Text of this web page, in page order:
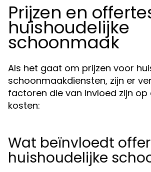
Prijzen en
huishoudelijke
schoonmaak
Als het gaat om prijzen voor
schoonmaakdiensten, zijn er
factoren die van invloed zijn op
kosten:
Wat beïnvloedt
huishoudelijke